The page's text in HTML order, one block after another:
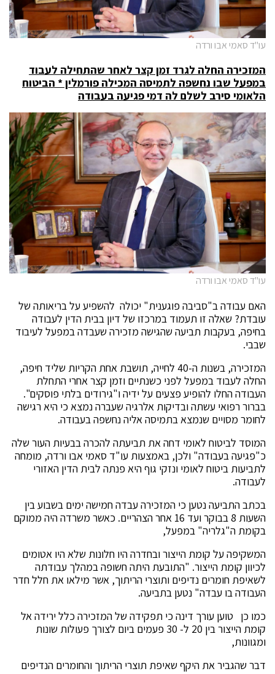
עו"ד סאמי אבו ורדה
המזכירה החלה לגרד זמן קצר לאחר שהתחילה לעבוד
במפעל שבו נחשפה לתמיסה המכילה פורמלין * הביטוח
הלאומי סירב לשלם לה דמי פגיעה בעבודה
עו"ד סאמי אבו ורדה
האם עבודה ב"סביבה פוגענית" יכולה להשפיע על בריאותה של
עובדת? שאלה זו תעמוד במרכזו של דיון בבית הדין לעבודה
בחיפה, בעקבות תביעה שהגישה מזכירה שעבדה במפעל לעיבוד
שבבי.
המזכירה, בשנות ה-40 לחייה, תושבת אחת הקריות שליד חיפה,
החלה לעבוד במפעל לפני כשנתיים וזמן קצר אחרי התחלת
העבודה החלו להופיע פצעים על ידיה ו"גירודים בלתי פוסקים".
בברור רפואי עשתה ובדיקות אלרגיה שעברה נמצא כי היא רגישה
לחומר מסויים שנמצא בתמיסה אליה נחשפה בעבודה.
המוסד לביטוח לאומי דחה את תביעתה להכרה בבעיות העור שלה
כ"פגיעה בעבודה" ולכן, באמצעות עו"ד סאמי אבו ורדה, מומחה
לתביעות ביטוח לאומי ונזקי גוף היא פנתה לבית הדין האזורי
לעבודה.
בכתב התביעה נטען כי המזכירה עבדה חמישה ימים בשבוע בין
השעות 8 בבוקר ועד 16 אחר הצהריים. כאשר משרדה היה ממוקם
בקומת ה"גלריה" במפעל,
המשקיפה על קומת הייצור ובחדרה היו חלונות שלא היו אטומים
לכיוון קומת הייצור. "התובעת היתה חשופה במהלך עבודתה
לשאיפת חומרים נדיפים ותוצרי הריתוך, אשר מילאו את חלל חדר
העבודה בו עבדה" נטען בתביעה.
כמו כן טוען עורך דינה כי תפקידה של המזכירה כלל ירידה אל
קומת הייצור בין 20 ל- 30 פעמים ביום לצורך פעולות שונות
ומגוונות,
דבר שהגביר את היקף שאיפת תוצרי הריתוך והחומרים הנדיפים